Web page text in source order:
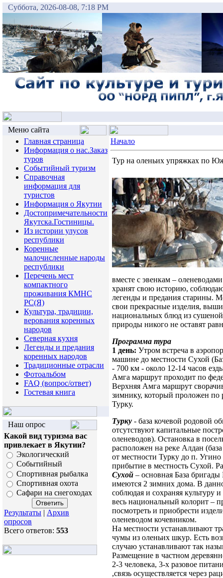
Суббота, 2026-08-08, 7:18 PM
Меню сайта
Главная страница
Информация о нас.Заказ
туров
Событийный туризм
Справочная
информация для
туристов
Информация о Якутии
Достопримечательности
Якутска.Гостиницы.
Из истории улусов
республики
Коренные
малочисленные народы
республики
Перечень мест
компактного
проживания КМНС
РС(Я)
Культура, традиции,
верования коренных
народов
Северная кухня
Легенды и предания
коренных народов
Традиционные отрасли
Фотоальбом
FAQ (вопрос/ответ)
Гостевая книга
Наш опрос
Какой вид туризма вас
привлекает в Якутии?
Экологический
Событийный
Спортивная рыбалка
Спортивная охота
Сафари на снегоходах
Результаты | Архив
опросов
Всего ответов: 553
Начало
Тур на оленьих упряжках по
вместе с эвенкам –
хранят свою историю,
легенды и предания старины.
свои прекрасные изделия,
национальных блюд из
природы никого не оставят
Программа тура
1 день: Утром встреча в
машине до местности Сухой
- 700 км - около 12-14 часов
Амга маршрут проходит по
Верхняя Амга маршрут
зимнику, который проложен по
Турку.
Турку - база кочевой родовой
отсутствуют капитальные
оленеводов). Остановка в
расположен на реке Алдан
от местности Турку до п.
прибытие в местность Сухой.
Сухой – основная База
имеются 2 зимних дома. В
соблюдая и сохраняя культуру
весь национальный колорит –
посмотреть и приобрести
оленеводом кочевником.
На местности устанавливают
чумы из оленьих шкур. Есть
случаю устанавливают так
Размещение в частном
2-3 человека, 3-х разовое
,связь осуществляется через